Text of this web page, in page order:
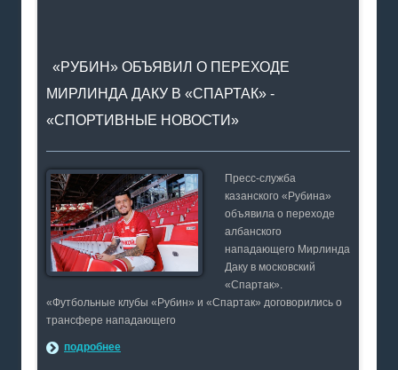
«РУБИН» ОБЪЯВИЛ О ПЕРЕХОДЕ
МИРЛИНДА ДАКУ В «СПАРТАК» -
«СПОРТИВНЫЕ НОВОСТИ»
Пресс-служба
казанского «Рубина»
объявила о переходе
албанского
нападающего Мирлинда
Даку в московский
«Спартак».
«Футбольные клубы «Рубин» и «Спартак» договорились о
трансфере нападающего
подробнее